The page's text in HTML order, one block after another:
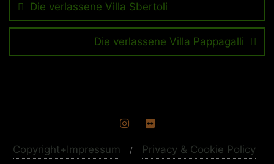
Die verlassene Villa Sbertoli
Die verlassene Villa Pappagalli
Copyright+Impressum Privacy & Cookie Policy